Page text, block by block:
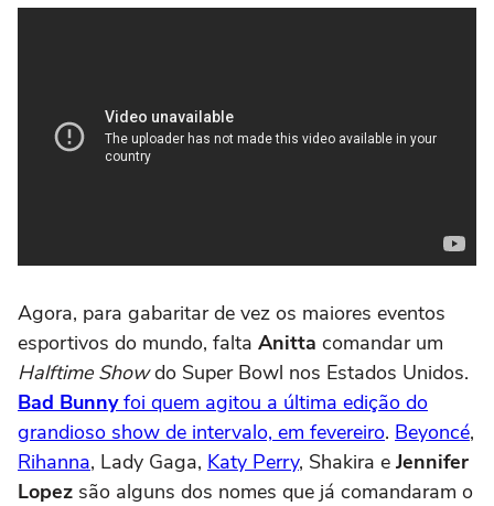
Agora, para gabaritar de vez os maiores eventos
esportivos do mundo, falta Anitta comandar um
Halftime Showdo Super Bowl nos Estados Unidos.
Bad Bunnyfoi quem agitou a última edição do
grandioso show de intervalo, em fevereiro. Beyoncé,
Rihanna, Lady Gaga, Katy Perry, Shakira e Jennifer
Lopez são alguns dos nomes que já comandaram o